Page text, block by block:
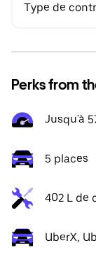
Type de
Perks from
Jusqu'à
5 places
402 L de
UberX,